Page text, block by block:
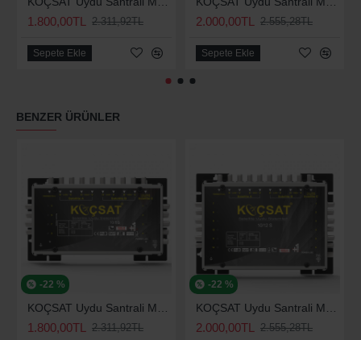
1.800,00TL 2.311,92TL
Sepete Ekle
2.000,00TL 2.555,28TL
Sepete Ekle
BENZER ÜRÜNLER
-22 %
1.800,00TL 2.311,92TL
-22 %
2.000,00TL 2.555,28TL